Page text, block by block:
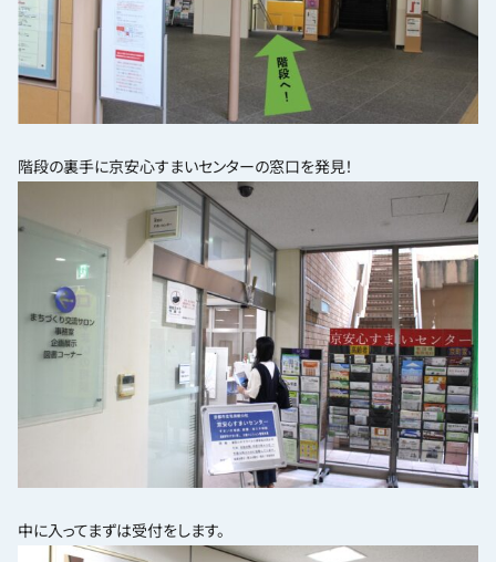
階段の裏手に京安心すまいセンターの窓口を発見！
中に入ってまずは受付をします。